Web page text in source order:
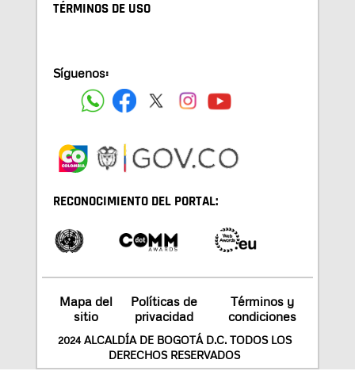
TÉRMINOS DE USO
Síguenos:
RECONOCIMIENTO DEL PORTAL:
Mapa del
sitio
Políticas de
privacidad
Términos y
condiciones
2024 ALCALDÍA DE BOGOTÁ D.C. TODOS LOS
DERECHOS RESERVADOS